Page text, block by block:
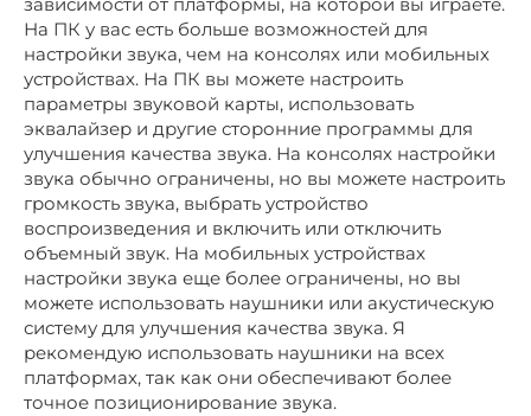
На ПК у вас есть больше возможностей для
настройки звука, чем на консолях или мобильных
устройствах. На ПК вы можете настроить
параметры звуковой карты, использовать
эквалайзер и другие сторонние программы для
улучшения качества звука. На консолях настройки
звука обычно ограничены, но вы можете настроить
громкость звука, выбрать устройство
воспроизведения и включить или отключить
объемный звук. На мобильных устройствах
настройки звука еще более ограничены, но вы
можете использовать наушники или акустическую
систему для улучшения качества звука. Я
рекомендую использовать наушники на всех
платформах, так как они обеспечивают более
точное позиционирование звука.